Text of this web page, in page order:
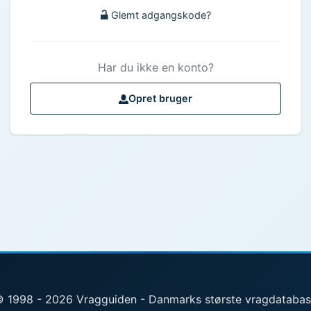
Glemt adgangskode?
Har du ikke en konto?
Opret bruger
1998 - 2026 Vragguiden - Danmarks største